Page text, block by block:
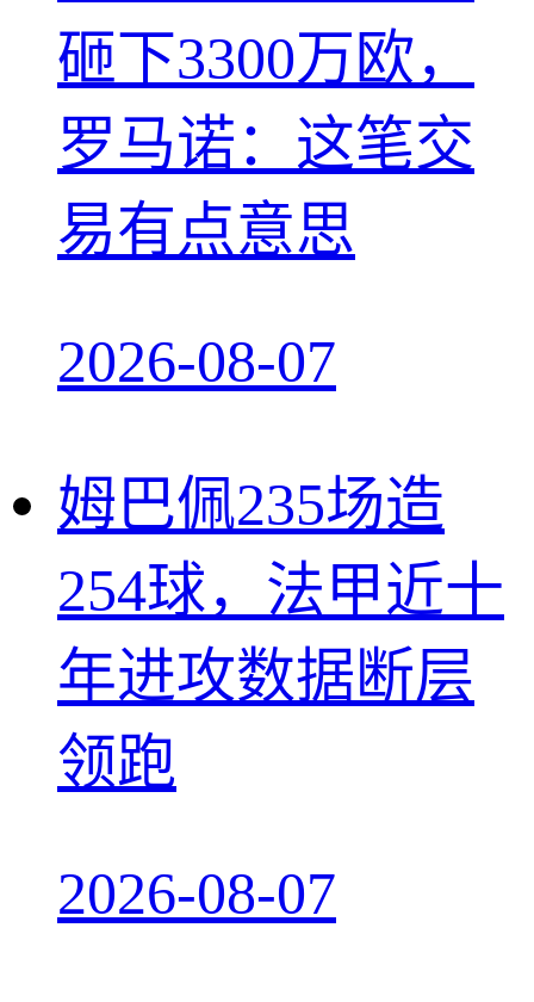
砸下3300万欧，
罗马诺：这笔交
易有点意思
2026-08-07
姆巴佩235场造
254球，法甲近十
年进攻数据断层
领跑
2026-08-07